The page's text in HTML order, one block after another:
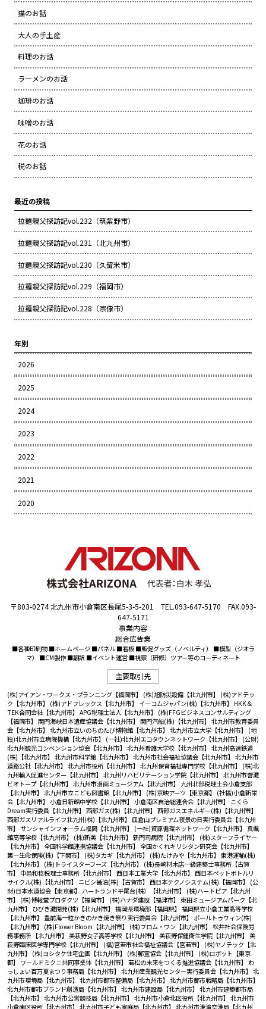
猫のお話
大人の手土産
料理のお話
ラーメンのお話
珈琲のお話
味噌のお話
花のお話
税のお話
最近の投稿
拉麺親父探訪記vol.232（筑紫野市）
拉麺親父探訪記vol.231（北九州市）
拉麺親父探訪記vol.230（久留米市）
拉麺親父探訪記vol.229（福岡市）
拉麺親父探訪記vol.228（宗像市）
年別
2026
2025
2024
2023
2022
2021
2020
〒803-0274 北九州市小倉南区長尾5-3-5-201 TEL.093-647-5170 FAX.093-
647-5171
事業内容
総合広告業
■各種印刷物 ■ホームページ ■パネル ■看板 ■販促グッズ（ノベルティ） ■模型（ジオラ
マ） ■CM製作 ■翻訳 ■イベント運営 ■視察（研修）ツアー等のコーディネート
主要取引先
(株)アイアン・ワークス・プランニング【福岡市】 (株)旭防災設備【北九州市】 (株)アドテッ
ク【北九州市】 (株)アドフレックス【北九州市】 イーコムジャパン(株)【北九州市】 HKK＆
TEK合同会社【北九州市】 APG税理士法人【北九州市】 (株)FFGビジネスコンサルティング
【福岡市】 関門海峡日本遺産協議会【北九州市】 関門汽船(株)【北九州市】 北九州市教育委員
会【北九州市】 北九州市立いのちのたび博物館【北九州市】 北九州市立大学【北九州市】 (地
独)北九州市立病院機構【北九州市】 (一社)北九州エコタウンネットワーク【北九州市】 (公財)
北九州観光コンベンション協会【北九州市】 北九州看護大学校【北九州市】 北九州高速鉄道
(株)【北九州市】 北九州市科学館【北九州市】 北九州市社会福祉協議会【北九州市】 北九州市
道路公社【北九州市】 北九州市役所【北九州市】 北九州保育福祉専門学校【北九州市】 (株)北
九州輸入促進センター【北九州市】 北九州リハビリテーション学院【北九州市】 北九州市響灘
ビオトープ【北九州市】 北九州市漫画ミュージアム【北九州市】 九州北部税理士会小倉支部
【北九州市】 北九州市立こども図書館【北九州市】 (株)京映アーツ【東京都】 (社福)小倉新栄
会【北九州市】 小倉日新館中学校【北九州市】 小倉南区自治総連合会【北九州市】
こくら
Dream実行委員【北九州市】 西部ガス(株)【北九州市】 西部ガスエネルギー(株)【北九州市】
西部ガスリアルライフ北九州(株)【北九州市】 皿倉山プレミアム夜景の日実行委員会【北九州
市】 サンシャインフォーラム福岡【北九州市】 (一社)資源循環ネットワーク【北九州市】 真颯
館高等学校【北九州市】 (株)新美【北九州市】 新門司病院【北九州市】 (株)スターフライヤー
【北九州市】 全国科学館連携協議会【北九州市】 全国かくれキリシタン研究会【北九州市】
第一生命保険(株)【下関市】 (株)タカギ【北九州市】 (株)たけみや【北九州市】 東港運輸(株)
【北九州市】 (株)トライスターフーズ【北九州市】 (株)長崎材木店一級建築士事務所【古賀
市】 中邑和稔税理士事務所【北九州市】 西日本工業大学【北九州市】 西日本ペットボトルリ
サイクル(株)【北九州市】 ニビシ醤油(株)【古賀市】 西日本テクノシステム(株)【福岡市】 (公
財)日本水道協会【東京都】 ハートランド平尾台(株）【北九州市】 (株)ハートピア【北九州
市】 (株)博報堂プロダクツ【福岡市】 (株)ハナダ建設【福津市】 東田ミュージアムパーク【北
九州市】 ひびき灘開発(株)【北九州市】 福岡県環境部【福岡県】 福岡県立小倉工業高等学校
【北九州市】 豊前海一粒かきのかき焼き祭り実行委員会【北九州市】 ポールトゥウィン(株)
【北九州市】 (株)Flower Bloom【北九州市】 (株)フロム・ワン【北九州市】 松井社会保険労
務事務所 【北九州市】 美萩野女子高等学校【北九州市】 美萩野保健衛生学院【北九州市】 美
萩野臨床医学専門学校【北九州市】 (福)宮若市社会福祉協議会【宮若市】 (株)ヤノテック【北
九州市】 (株)ヨシタケ住宅企画【北九州市】 (株)郵宣協会【北九州市】 (株)ロボット【東京
都】 ワールドミクニ共同事業体【北九州市】 若松の未来をつくる推進協議会【北九州市】 わ
っしょい百万夏まつり事務局【北九州市】 北九州産業観光センター実行委員会【北九州市】 北
九州市環境局【北九州市】 北九州市都市整備局【北九州市】 北九州市都市戦略局【北九州市】
北九州市都市ブランド創造局【北九州市】 北九州市建設局【北九州市】 北九州市建築都市局
【北九州市】 北九州市公営競技局【北九州市】 北九州市小倉北区役所【北九州市】 北九州市
小倉南区役所【北九州市】 北九州市子ども家庭局【北九州市】 北九州市港湾空港局【北九州